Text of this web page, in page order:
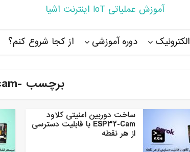
آموزش عملیاتی IoT اینترنت اشیا
الکترونیک دوره آموزشی از کجا شروع کنم؟
برچسب -espcam
ساخت دوربین امنیتی کلاود
ESP32-Cam با قابلیت دسترسی
از هر نقطه